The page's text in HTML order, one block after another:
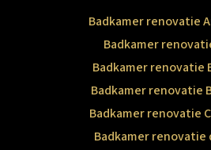
Badkamer renovatie
Badkamer
Badkamer renovatie
Badkamer renovatie
Badkamer renovatie
Badkamer renovatie